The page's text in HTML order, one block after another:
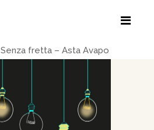
Senza fretta – Asta Avapo